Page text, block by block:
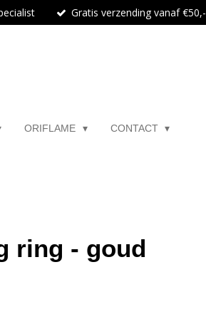
Gratis verzending vanaf €50,-
ORIFLAME CONTACT
ring - goud